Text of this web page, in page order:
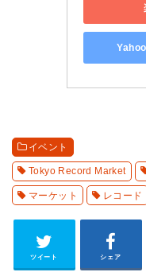
イベント
Tokyo Record Market
マーケット レコード
ツイート シェア